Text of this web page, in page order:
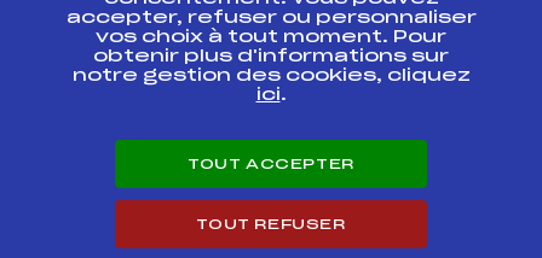
Pôle Développement, Formation, Suivi
Scientifique
Listes ministérielles
Pôle vie de l’athlète
Enseignement professionnel
Carrières
accepter, refuser ou personnaliser
vos choix à tout moment. Pour
obtenir plus d'informations sur
notre gestion des cookies, cliquez
ici.
TOUT ACCEPTER
TOUT REFUSER